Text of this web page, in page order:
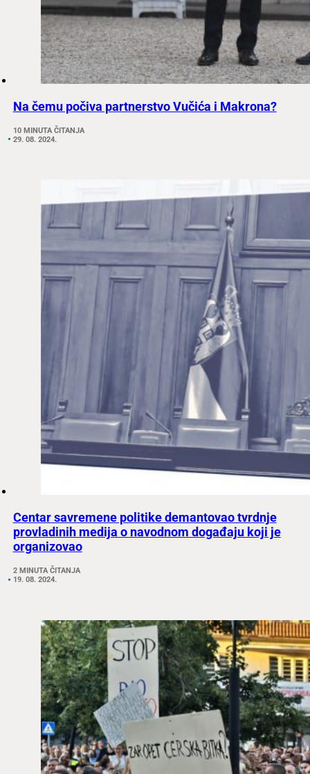
Na čemu počiva partnerstvo Vučića i Makrona?
10 MINUTA ČITANJA
29. 08. 2024.
Centar savremene politike demantovao tvrdnje
provladinih medija o navodnom događaju koji je
organizovao
2 MINUTA ČITANJA
19. 08. 2024.